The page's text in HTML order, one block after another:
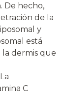
De hecho,
de la
y
está
la dermis que
La
C